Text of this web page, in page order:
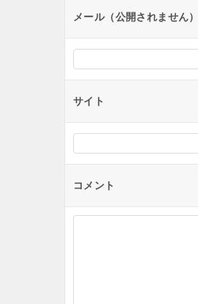
ン
メール（公開されません）
サイト
コメント